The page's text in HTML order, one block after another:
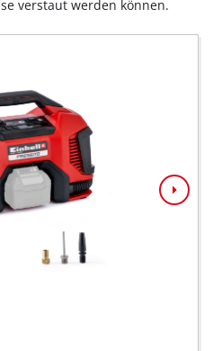
verstaut werden können.